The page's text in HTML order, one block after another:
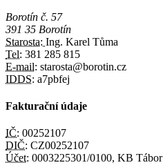
Borotín č. 57
391 35 Borotín
Starosta: Ing. Karel Tůma
Tel: 381 285 815
E-mail: starosta@borotin.cz
IDDS: a7pbfej
Fakturační údaje
IČ: 00252107
DIČ: CZ00252107
Účet: 0003225301/0100, KB Tábor